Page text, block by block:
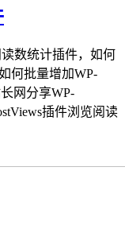
读数统计插件，如何
何批量增加WP-
网分享WP-
插件浏览阅读